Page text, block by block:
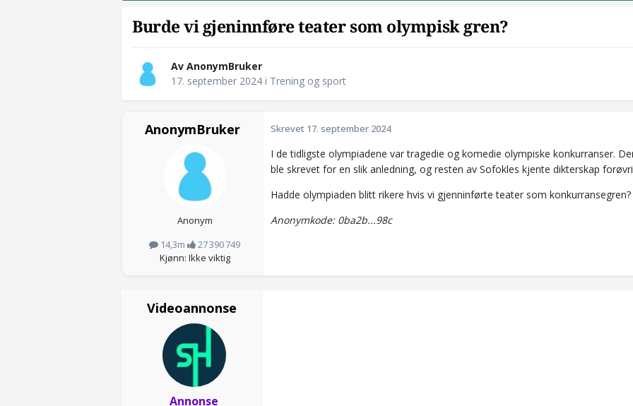
Burde vi gjeninnføre teater som olympisk gren?
Av AnonymBruker
17. september 2024 i Trening og sport
AnonymBruker
Anonym
14,3m
27 390 749
Kjønn: Ikke viktig
Skrevet 17. september 2024
I de tidligste olympiadene var tragedie og komedie olympiske konkurranser.
ble skrevet for en slik anledning, og resten av Sofokles kjente dikterskap
Hadde olympiaden blitt rikere hvis vi gjenninførte teater som konkurransegren?
Anonymkode: 0ba2b...98c
Videoannonse
Annonse